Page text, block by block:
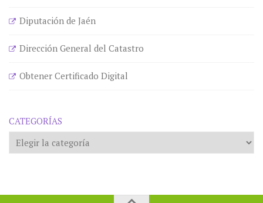
Diputación de Jaén
Dirección General del Catastro
Obtener Certificado Digital
CATEGORÍAS
Categorías